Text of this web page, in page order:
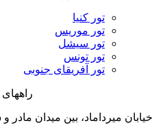
تور کنیا
تور موریس
تور سیشل
تور تونس
تور آفریقای جنوبی